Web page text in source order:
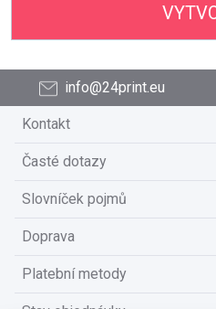
info@24print.eu
Kontakt
Časté dotazy
Slovníček pojmů
Doprava
Platební metody